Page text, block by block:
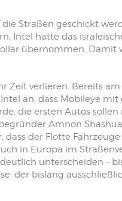
Straßen geschickt
Intel hatte das
übernommen. Damit
verlieren. Bereits
an, dass Mobileye
die ersten Autos
Amnon
der Flotte
in Europa im
unterscheiden –
der bislang